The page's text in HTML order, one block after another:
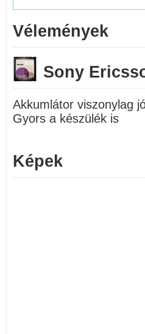
Vélemények
Sony
Akkumlátor viszonylag
Gyors a készülék is
Képek